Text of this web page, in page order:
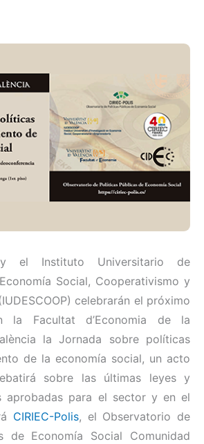
y el Instituto Universitario de
Social, Cooperativismo y
celebrarán el próximo
Facultat d’Economia de la
la Jornada sobre políticas
de la economía social, un acto
sobre las últimas leyes y
aprobadas para el sector y en el
CIRIEC-Polis, el Observatorio de
de Economía Social Comunidad